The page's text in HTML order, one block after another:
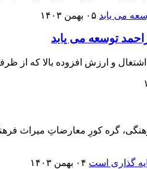
۰۵ بهمن ۱۴۰۳
توسعه می یابد
اشتغال و ارزش افزوده بالا که
گره کورِ معارضاتِ میراث
۰۴ بهمن ۱۴۰۳